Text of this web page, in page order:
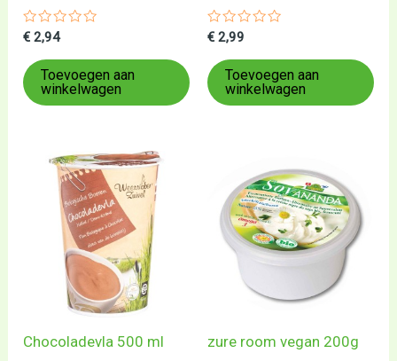
Gewaardeerd
uit
5
€ 2,94
Toevoegen aan
winkelwagen
Gewaardeerd
uit
5
€ 2,99
Toevoegen aan
winkelwagen
Chocoladevla 500 ml zure room vegan 200g